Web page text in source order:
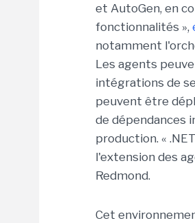
et AutoGen, en
fonctionnalités »,
notamment
Les agents
intégrations de
peuvent être
de dépendances
production. «
l'extension des
Redmond.
Cet